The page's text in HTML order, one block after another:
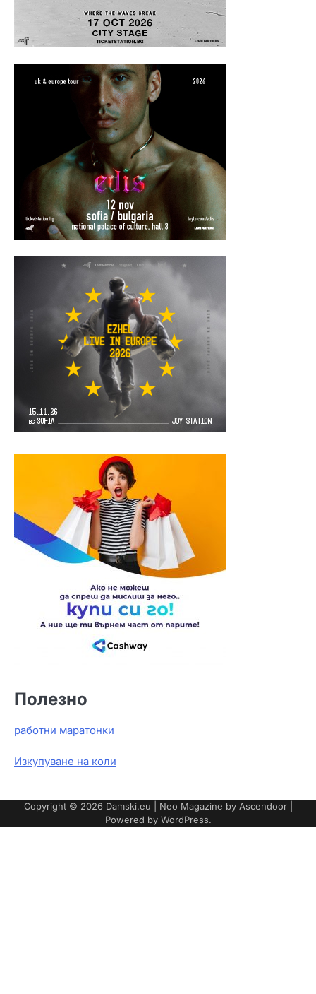
Полезно
работни маратонки
Изкупуване на коли
Copyright © 2026 Damski.eu | Neo Magazine by Ascendoor|
Powered by WordPress.